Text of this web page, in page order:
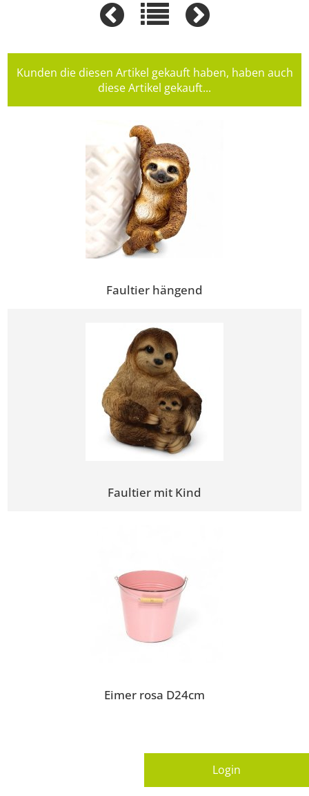
Kunden die diesen Artikel gekauft haben, haben auch
diese Artikel gekauft...
Faultier hängend
Faultier mit Kind
Eimer rosa D24cm
Login